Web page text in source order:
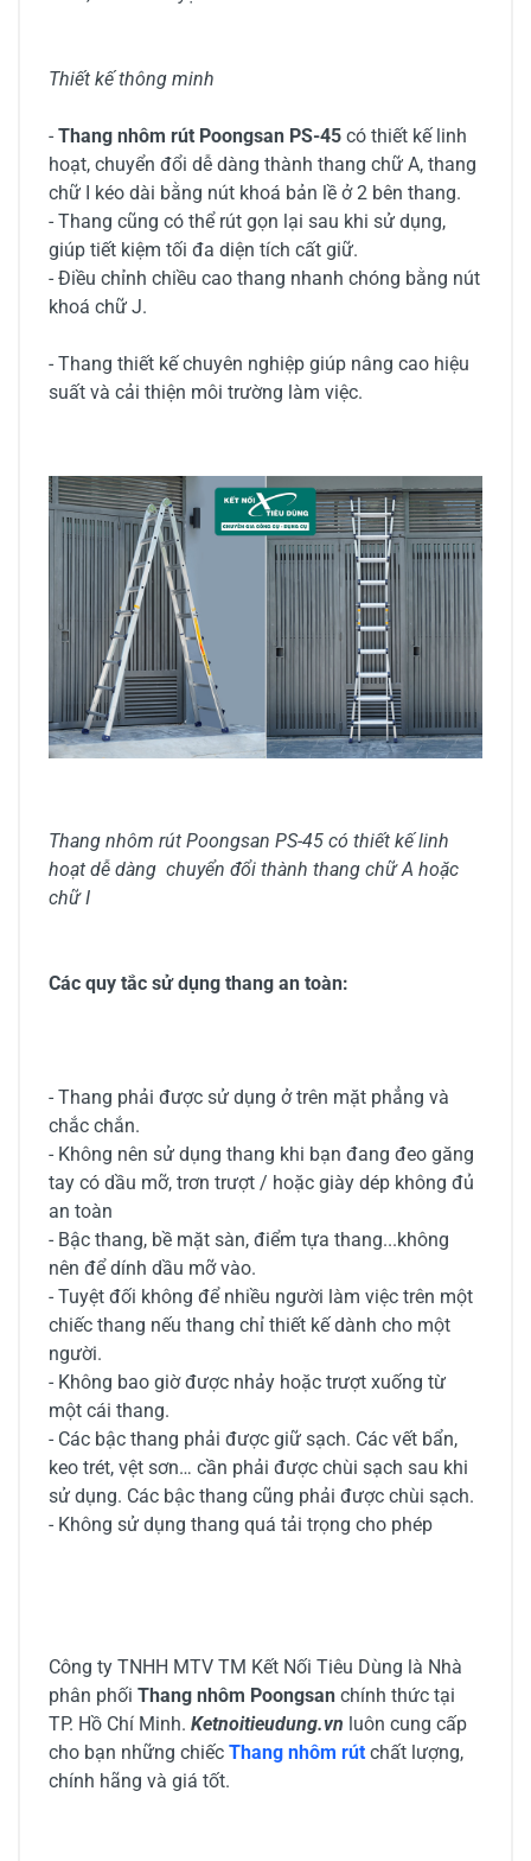
Thiết kế thông minh
- Thang nhôm rút Poongsan PS-45 có thiết kế linh
hoạt, chuyển đổi dễ dàng thành thang chữ A, thang
chữ I kéo dài bằng nút khoá bản lề ở 2 bên thang.
- Thang cũng có thể rút gọn lại sau khi sử dụng,
giúp tiết kiệm tối đa diện tích cất giữ.
- Điều chỉnh chiều cao thang nhanh chóng bằng nút
khoá chữ J.
- Thang thiết kế chuyên nghiệp giúp nâng cao hiệu
suất và cải thiện môi trường làm việc.
Thang nhôm rút Poongsan PS-45 có thiết kế linh
hoạt dễ dàng chuyển đổi thành thang chữ A hoặc
chữ I
Các quy tắc sử dụng thang an toàn:
- Thang phải được sử dụng ở trên mặt phẳng và
chắc chắn.
- Không nên sử dụng thang khi bạn đang đeo găng
tay có dầu mỡ, trơn trượt / hoặc giày dép không đủ
an toàn
- Bậc thang, bề mặt sàn, điểm tựa thang...không
nên để dính dầu mỡ vào.
- Tuyệt đối không để nhiều người làm việc trên một
chiếc thang nếu thang chỉ thiết kế dành cho một
người.
- Không bao giờ được nhảy hoặc trượt xuống từ
một cái thang.
- Các bậc thang phải được giữ sạch. Các vết bẩn,
keo trét, vệt sơn… cần phải được chùi sạch sau khi
sử dụng. Các bậc thang cũng phải được chùi sạch.
- Không sử dụng thang quá tải trọng cho phép
Công ty TNHH MTV TM Kết Nối Tiêu Dùng là Nhà
phân phối Thang nhôm Poongsan chính thức tại
TP. Hồ Chí Minh. Ketnoitieudung.vn luôn cung cấp
cho bạn những chiếc Thang nhôm rút chất lượng,
chính hãng và giá tốt.